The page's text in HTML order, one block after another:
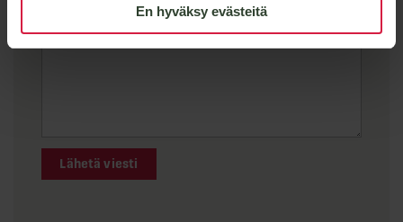
En hyväksy evästeitä
Lähetä viesti